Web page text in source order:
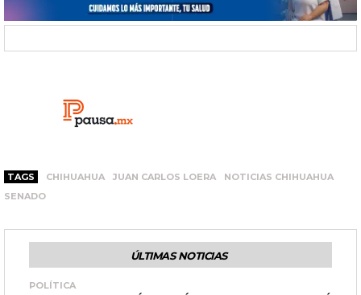
TAGS CHIHUAHUA JUAN CARLOS LOERA
NOTICIAS CHIHUAHUA
SENADO
ÚLTIMAS NOTICIAS
POLÍTICA